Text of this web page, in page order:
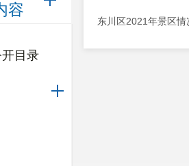
容
目录
东川区2021年景区情